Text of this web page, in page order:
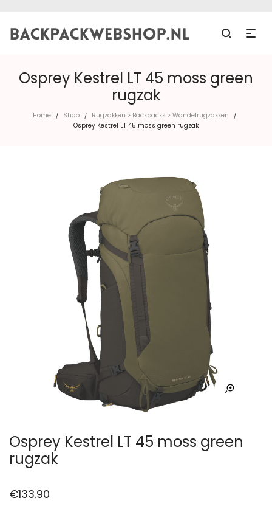
Osprey Kestrel LT 45 moss green
rugzak
Home / Shop / Rugzakken > Backpacks > Wandelrugzakken /
Osprey Kestrel LT 45 moss green rugzak
Osprey Kestrel LT 45 moss green
rugzak
€133.90